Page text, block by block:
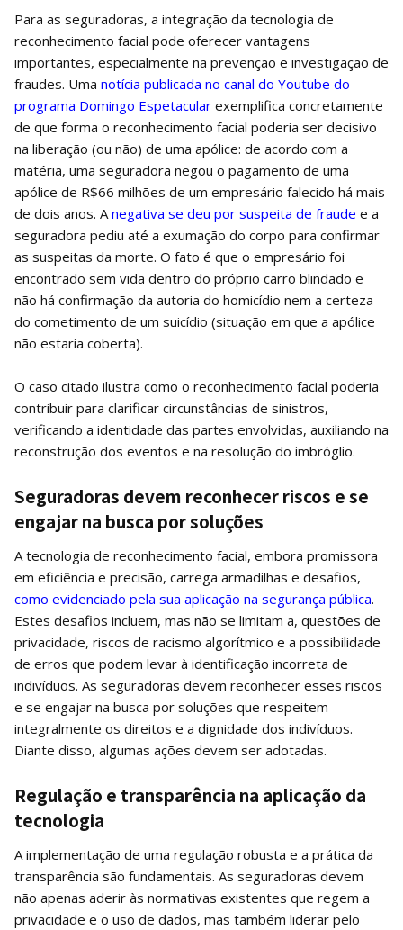
Para as seguradoras, a integração da tecnologia de
reconhecimento facial pode oferecer vantagens
importantes, especialmente na prevenção e investigação de
fraudes. Uma notícia publicada no canal do Youtube do
programa Domingo Espetacular exemplifica concretamente
de que forma o reconhecimento facial poderia ser decisivo
na liberação (ou não) de uma apólice: de acordo com a
matéria, uma seguradora negou o pagamento de uma
apólice de R$66 milhões de um empresário falecido há mais
de dois anos. A negativa se deu por suspeita de fraude e a
seguradora pediu até a exumação do corpo para confirmar
as suspeitas da morte. O fato é que o empresário foi
encontrado sem vida dentro do próprio carro blindado e
não há confirmação da autoria do homicídio nem a certeza
do cometimento de um suicídio (situação em que a apólice
não estaria coberta).
O caso citado ilustra como o reconhecimento facial poderia
contribuir para clarificar circunstâncias de sinistros,
verificando a identidade das partes envolvidas, auxiliando na
reconstrução dos eventos e na resolução do imbróglio.
Seguradoras devem reconhecer riscos e se
engajar na busca por soluções
A tecnologia de reconhecimento facial, embora promissora
em eficiência e precisão, carrega armadilhas e desafios,
como evidenciado pela sua aplicação na segurança pública.
Estes desafios incluem, mas não se limitam a, questões de
privacidade, riscos de racismo algorítmico e a possibilidade
de erros que podem levar à identificação incorreta de
indivíduos. As seguradoras devem reconhecer esses riscos
e se engajar na busca por soluções que respeitem
integralmente os direitos e a dignidade dos indivíduos.
Diante disso, algumas ações devem ser adotadas.
Regulação e transparência na aplicação da
tecnologia
A implementação de uma regulação robusta e a prática da
transparência são fundamentais. As seguradoras devem
não apenas aderir às normativas existentes que regem a
privacidade e o uso de dados, mas também liderar pelo